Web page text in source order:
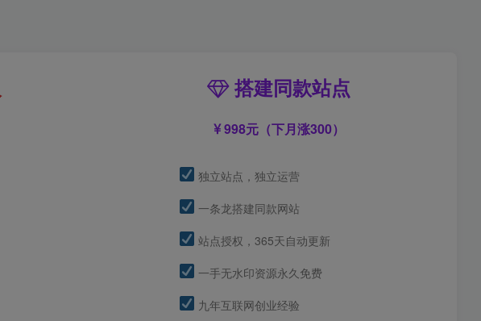
搭建同款站点
998元（下月涨300）
独立站点，独立运营
一条龙搭建同款网站
站点授权，365天自动更新
一手无水印资源永久免费
九年互联网创业经验